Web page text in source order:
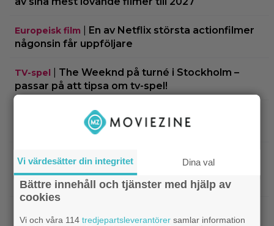
Europeisk film
En av Netflix största actionfilmer
någonsin får uppföljare
TV-spel
The Weeknd på turné i Stockholm –
passar på att tipsa om tv-spel!
Säsong 4 av ”House of the Dragon” blir
”ännu större” – och med fler drakar
Eftersnack|
Eftersnack: ”House of the Dragon”
avslutar superstarkt – och Rhaenyra blir äntligen
en intressant karaktär
Vi värdesätter din integritet Dina val
Bättre innehåll och tjänster med hjälp av
cookies
Vi och våra 114tredjepartsleverantörer samlar information